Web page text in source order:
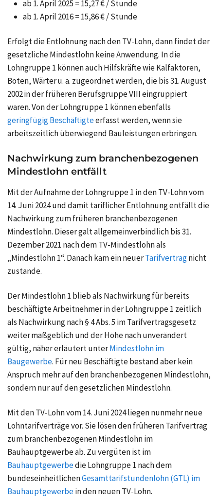
ab 1. April 2025 = 15,27 € / Stunde
ab 1. April 2016 = 15,86 € / Stunde
Erfolgt die Entlohnung nach den TV-Lohn, dann findet der
gesetzliche Mindestlohn keine Anwendung. In die
Lohngruppe 1 können auch Hilfskräfte wie Kalfaktoren,
Boten, Wärter u. a. zugeordnet werden, die bis 31. August
2002 in der früheren Berufsgruppe VIII eingruppiert
waren. Von der Lohngruppe 1 können ebenfalls
geringfügig Beschäftigteerfasst werden, wenn sie
arbeitszeitlich überwiegend Bauleistungen erbringen.
Nachwirkung zum branchenbezogenen
Mindestlohn entfällt
Mit der Aufnahme der Lohngruppe 1 in den TV-Lohn vom
14. Juni 2024 und damit tariflicher Entlohnung entfällt die
Nachwirkung zum früheren branchenbezogenen
Mindestlohn. Dieser galt allgemeinverbindlich bis 31.
Dezember 2021 nach dem TV-Mindestlohn als
„Mindestlohn 1“. Danach kam ein neuerTarifvertragnicht
zustande.
Der Mindestlohn 1 blieb als Nachwirkung für bereits
beschäftigte Arbeitnehmer in der Lohngruppe 1 zeitlich
als Nachwirkung nach § 4 Abs. 5 im Tarifvertragsgesetz
weiter maßgeblich und der Höhe nach unverändert
gültig, näher erläutert unterMindestlohn im
Baugewerbe. Für neu Beschäftigte bestand aber kein
Anspruch mehr auf den branchenbezogenen Mindestlohn,
sondern nur auf den gesetzlichen Mindestlohn.
Mit den TV-Lohn vom 14. Juni 2024 liegen nunmehr neue
Lohntarifverträge vor. Sie lösen den früheren Tarifvertrag
zum branchenbezogenen Mindestlohn im
Bauhauptgewerbe ab. Zu vergüten ist im
Bauhauptgewerbedie Lohngruppe 1 nach dem
bundeseinheitlichenGesamttarifstundenlohn (GTL) im
Bauhauptgewerbein den neuen TV-Lohn.